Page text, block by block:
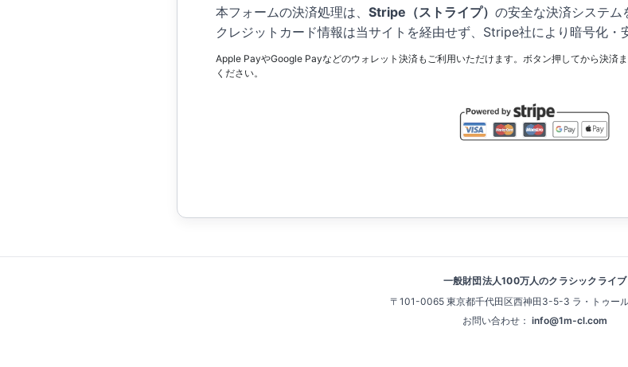
本フォームの決済処理は、 Stripe（ストライプ） の安全な決済システム
クレジットカード情報は当サイトを経由せず、Stripe社により暗号化・
Apple PayやGoogle Payなどのウォレット決済もご利用いただけます。ボタン押してから決済
ください。
一般財団法人100万人のクラシックライブ
〒101-0065 東京都千代田区西神田3-5-3 ラ・トゥー
お問い合わせ： info@1m-cl.com